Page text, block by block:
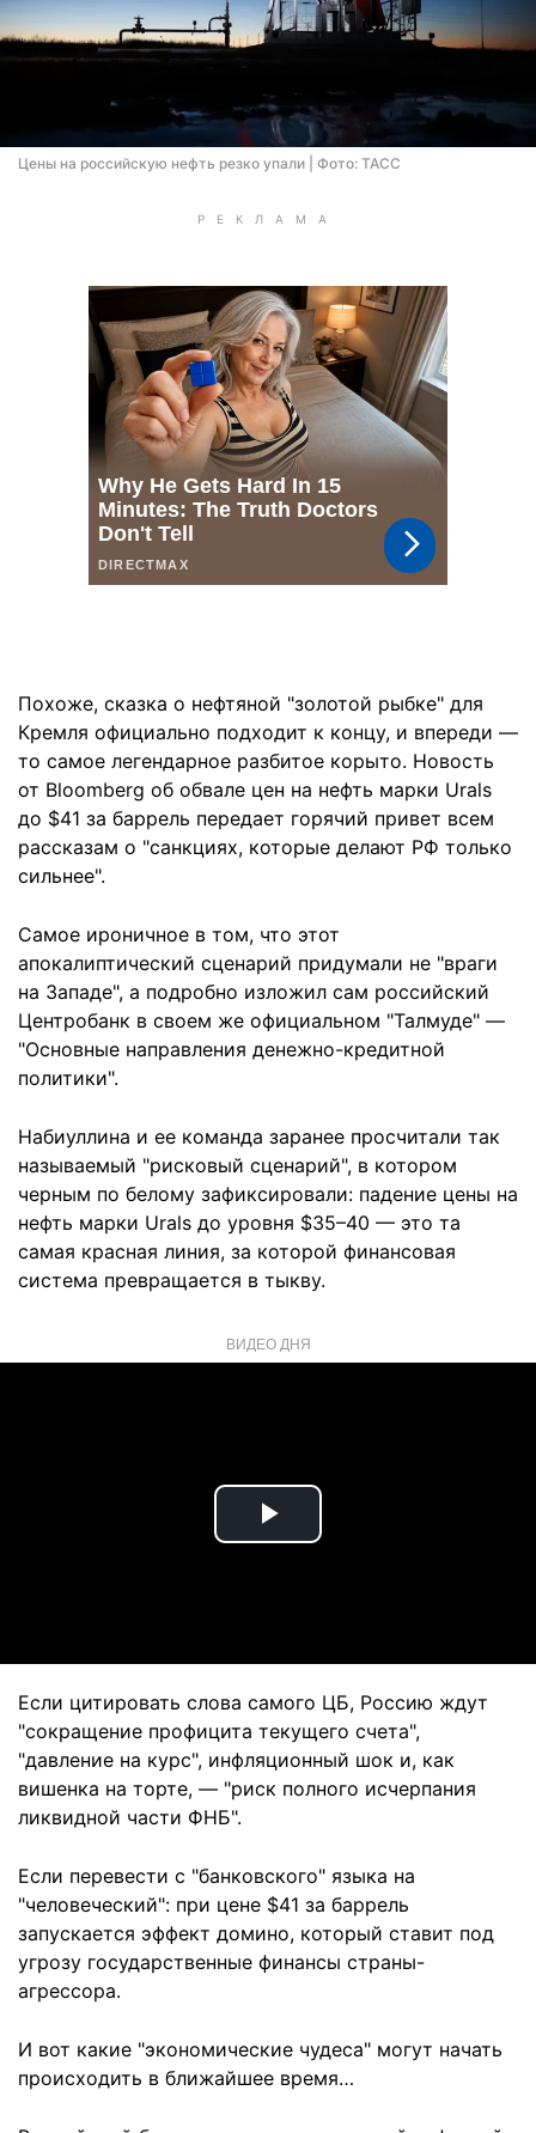
Цены на российскую нефть резко упали | Фото: ТАСС
Похоже, сказка о нефтяной "золотой рыбке" для
Кремля официально подходит к концу, и впереди —
то самое легендарное разбитое корыто. Новость
от Bloomberg об обвале цен на нефть марки Urals
до $41 за баррель передает горячий привет всем
рассказам о "санкциях, которые делают РФ только
сильнее".
Самое ироничное в том, что этот
апокалиптический сценарий придумали не "враги
на Западе", а подробно изложил сам российский
Центробанк в своем же официальном "Талмуде" —
"Основные направления денежно-кредитной
политики".
Набиуллина и ее команда заранее просчитали так
называемый "рисковый сценарий", в котором
черным по белому зафиксировали: падение цены на
нефть марки Urals до уровня $35–40 — это та
самая красная линия, за которой финансовая
система превращается в тыкву.
ВИДЕО ДНЯ
Play
Если цитировать слова самого ЦБ, Россию ждут
"сокращение профицита текущего счета",
"давление на курс", инфляционный шок и, как
вишенка на торте, — "риск полного исчерпания
ликвидной части ФНБ".
Если перевести с "банковского" языка на
"человеческий": при цене $41 за баррель
запускается эффект домино, который ставит под
угрозу государственные финансы страны-
агрессора.
И вот какие "экономические чудеса" могут начать
происходить в ближайшее время…